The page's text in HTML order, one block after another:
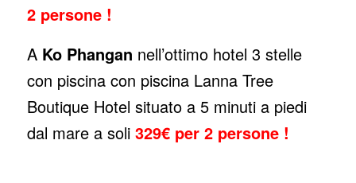
2 persone !
A Ko Phangan nell’ottimo hotel 3 stelle
con piscina con piscina Lanna Tree
Boutique Hotel situato a 5 minuti a piedi
dal mare a soli 329€ per 2 persone !